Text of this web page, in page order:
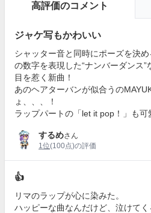
高評価のコメント
ジャケ写もかわいい
シャッター音と同時にポーズを決
の数字を表現した“ナンバーダンス
目を惹く新曲！
あのヘアターバンが似合うの
ょ、、、！
ラップパートの「let it pop！」も可
するめさん
1位(100点)の評価
👍
リマのラップが心に染みた。
ハッピーな曲なんだけど、泣けてく